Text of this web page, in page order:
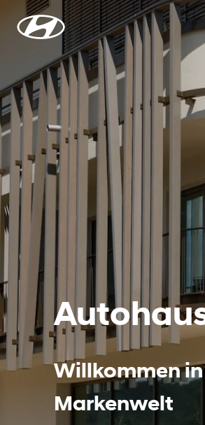
Willkommen
Markenwelt